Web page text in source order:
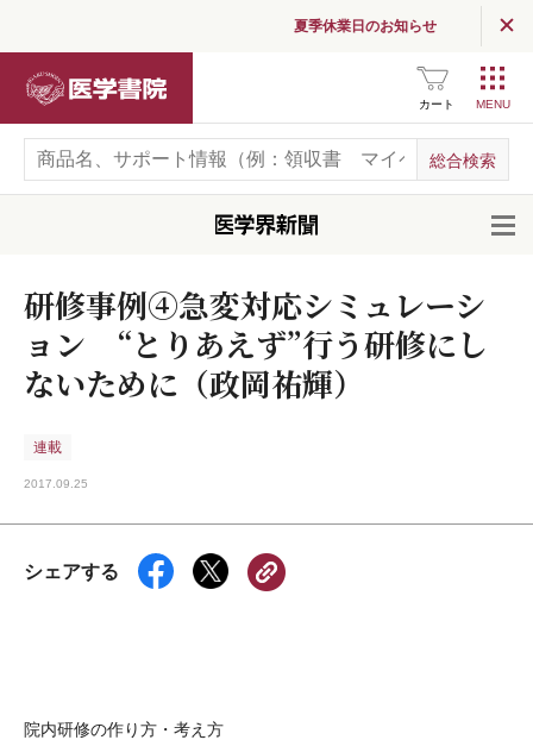
夏季休業日のお知らせ
カート
研修事例④急変対応シミュレーシ
ョン “とりあえず”行う研修にし
ないために（政岡祐輝）
連載
2017.09.25
シェアする
院内研修の作り方・考え方